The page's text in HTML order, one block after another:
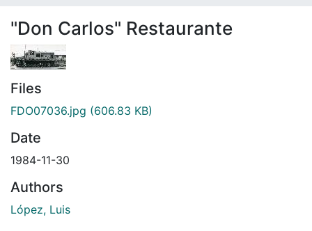
"Don Carlos" Restaurante
Files
FDO07036.jpg (606.83 KB)
Date
1984-11-30
Authors
López, Luis